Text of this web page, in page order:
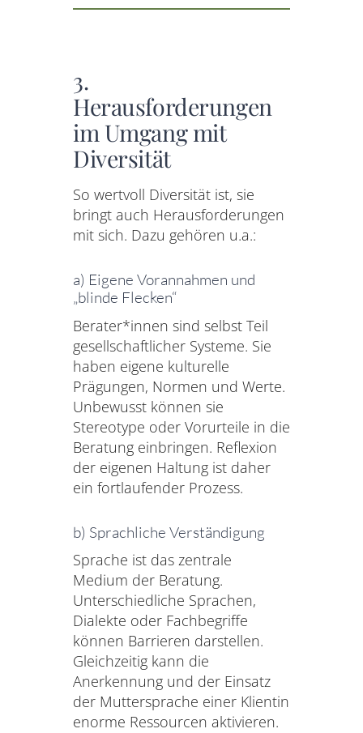
3.
Herausforderungen
im Umgang mit
Diversität
So wertvoll Diversität ist, sie
bringt auch Herausforderungen
mit sich. Dazu gehören u.a.:
a) Eigene Vorannahmen und
„blinde Flecken“
Berater*innen sind selbst Teil
gesellschaftlicher Systeme. Sie
haben eigene kulturelle
Prägungen, Normen und Werte.
Unbewusst können sie
Stereotype oder Vorurteile in die
Beratung einbringen. Reflexion
der eigenen Haltung ist daher
ein fortlaufender Prozess.
b) Sprachliche Verständigung
Sprache ist das zentrale
Medium der Beratung.
Unterschiedliche Sprachen,
Dialekte oder Fachbegriffe
können Barrieren darstellen.
Gleichzeitig kann die
Anerkennung und der Einsatz
der Muttersprache einer Klientin
enorme Ressourcen aktivieren.